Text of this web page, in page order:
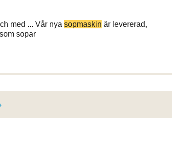
med ... Vår nya sopmaskin är levererad,
sopar